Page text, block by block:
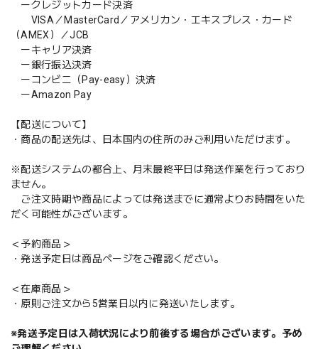
ークレジットカード決済
VISA／MasterCard／アメリカン・エキスプレス・カード
（AMEX）／JCB
ーキャリア決済
ー銀行振込決済
ーコンビニ（Pay-easy）決済
ーAmazon Pay
【配送について】
・商品の配送先は、日本国内の住所のみご利用いただけます。
※配送システムの都合上、月末最終平日は発送作業を行っており
ません。
ご注文時期や商品によっては発送までに通常よりお時間をいた
だく可能性がございます。
＜予約商品＞
・発送予定日は商品ページをご確認ください。
＜在庫商品＞
・原則ご注文から5営業日以内に発送いたします。
※発送予定日は入荷状況により前後する場合がございます。予め